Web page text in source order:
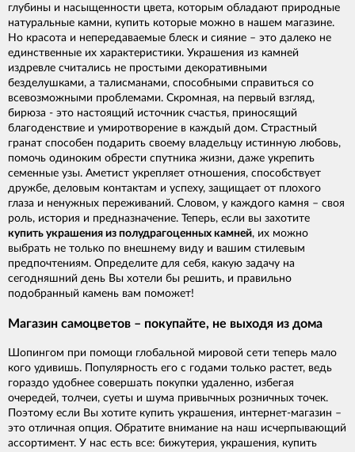
глубины и насыщенности цвета, которым обладают природные
натуральные камни, купить которые можно в нашем магазине.
Но красота и непередаваемые блеск и сияние – это далеко не
единственные их характеристики. Украшения из камней
издревле считались не простыми декоративными
безделушками, а талисманами, способными справиться со
всевозможными проблемами. Скромная, на первый взгляд,
бирюза - это настоящий источник счастья, приносящий
благоденствие и умиротворение в каждый дом. Страстный
гранат способен подарить своему владельцу истинную любовь,
помочь одиноким обрести спутника жизни, даже укрепить
семенные узы. Аметист укрепляет отношения, способствует
дружбе, деловым контактам и успеху, защищает от плохого
глаза и ненужных переживаний. Словом, у каждого камня – своя
роль, история и предназначение. Теперь, если вы захотите
купить украшения из полудрагоценных камней, их можно
выбрать не только по внешнему виду и вашим стилевым
предпочтениям. Определите для себя, какую задачу на
сегодняшний день Вы хотели бы решить, и правильно
подобранный камень вам поможет!
Магазин самоцветов – покупайте, не выходя из дома
Шопингом при помощи глобальной мировой сети теперь мало
кого удивишь. Популярность его с годами только растет, ведь
гораздо удобнее совершать покупки удаленно, избегая
очередей, толчеи, суеты и шума привычных розничных точек.
Поэтому если Вы хотите купить украшения, интернет-магазин –
это отличная опция. Обратите внимание на наш исчерпывающий
ассортимент. У нас есть все: бижутерия, украшения, купить